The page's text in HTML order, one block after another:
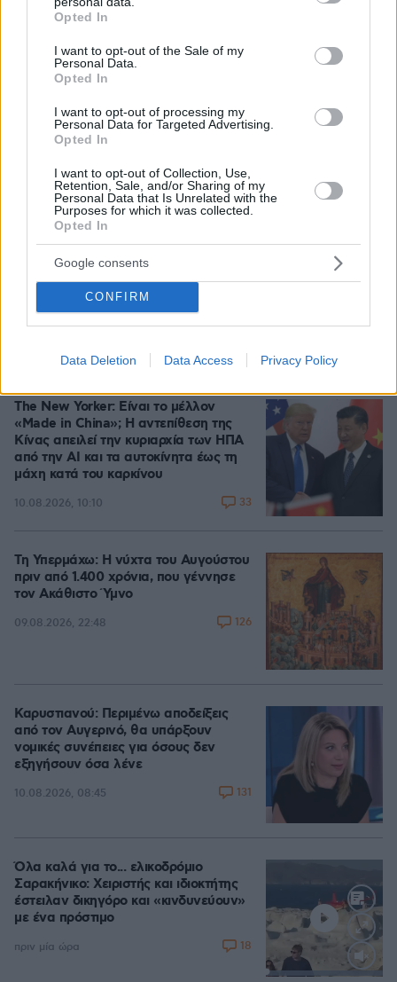
grant or deny consent to Google and its third-party tags to
use your data for below specified purposes in below Google
consent section.
Opted In
I want to opt-out of the Sale of my
Personal Data.
Opted In
I want to opt-out of processing my
Personal Data for Targeted Advertising.
Opted In
I want to opt-out of Collection, Use,
Retention, Sale, and/or Sharing of my
Personal Data that Is Unrelated with the
Purposes for which it was collected.
Opted In
Google consents
CONFIRM
Data Deletion Data Access Privacy Policy
Στο σημείο πάνω από 200 πυροσβέστες και
εναέρια, ζημιές σε εργοστάσιο και κτηνοτροφικές
μονάδες
έναν μήνα το είχε αφήσει ξανά μόνο»
λέει ο ιδιοκτήτης του beach bar για
τον πατέρα του 4χρονου στην Πάρο
πριν 24 λεπτά 1
Η 24χρονη αριστούχος της Ιατρικής
Αθηνών, που διάβασε τον Ιπποκρατικό
Όρκο, μιλά για τον «άριστο γιατρό»
10.08.2026, 08:09
The New Yorker: Είναι το μέλλον
«Made in China»; Η αντεπίθεση της
Κίνας απειλεί την κυριαρχία των ΗΠΑ
από την ΑΙ και τα αυτοκίνητα έως τη
μάχη κατά του καρκίνου
10.08.2026, 10:10 33
Τη Υπερμάχω: Η νύχτα του Αυγούστου
πριν από 1.400 χρόνια, που γέννησε
τον Ακάθιστο Ύμνο
09.08.2026, 22:48 126
Καρυστιανού: Περιμένω αποδείξεις
από τον Αυγερινό, θα υπάρξουν
νομικές συνέπειες για όσους δεν
εξηγήσουν όσα λένε
10.08.2026, 08:45 131
Loaded
Όλα καλά για το... ελικοδρόμιο
Σαρακήνικο: Χειριστής και ιδιοκτήτης
έστειλαν δικηγόρο και «κινδυνεύουν»
με ένα πρόστιμο
πριν μία ώρα 18